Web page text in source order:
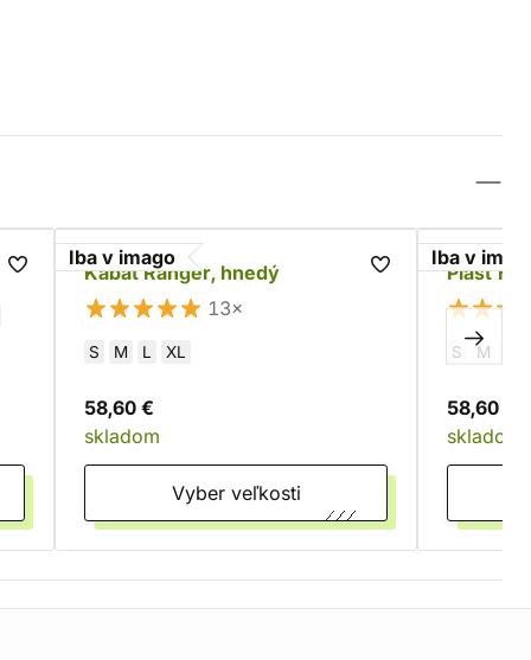
Iba v imago
Kabát Ranger, hnedý
13×
S M L XL
58,60 €
skladom
Vyber veľkosti
Iba v
Plášť
S M
58,60 €
skladom